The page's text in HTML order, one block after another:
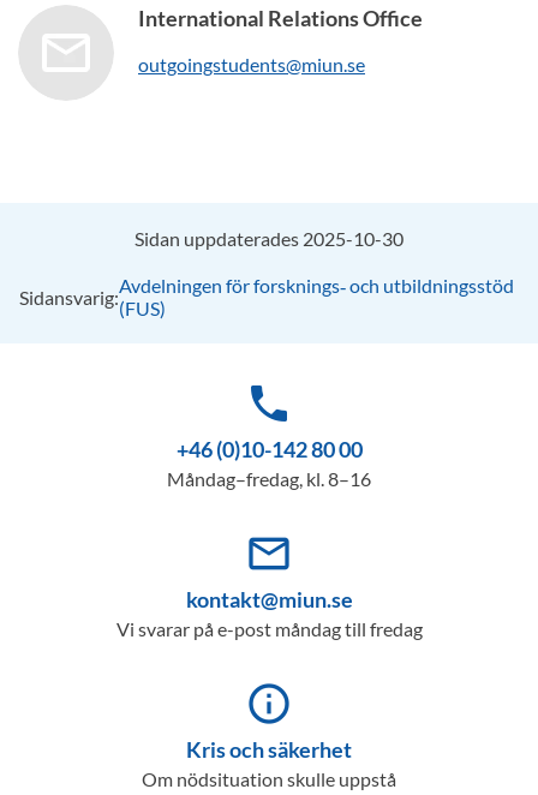
International Relations Office
outgoingstudents@miun.se
Sidan uppdaterades 2025-10-30
Sidansvarig:Avdelningen för forsknings‑ och utbildningsstöd
(FUS)
phone
+46 (0)10-142 80 00
Måndag–fredag, kl. 8–16
mail_outline
kontakt@miun.se
Vi svarar på e-post måndag till fredag
info_outline
Kris och säkerhet
Om nödsituation skulle uppstå